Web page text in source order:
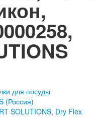
для посуды
(Россия)
SOLUTIONS, Dry Flex